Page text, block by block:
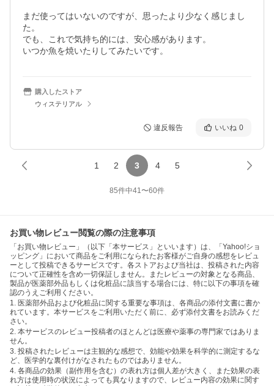
まだ使ってはいないのですが、思ったより少なく感じまし
た。
でも、これで気持ち的には、安心感があります。
いつか魚を焼いたりしてみたいです。
購入したストア
ウィステリアル
違反報告 いいね 0
1 2 3 4 5
85件中41〜60件
お買い物レビュー閲覧の際の注意事項
「お買い物レビュー」（以下「本サービス」といいます）は、「Yahoo!ショ
ッピング」において商品をご利用になられたお客様がご自身の感想をレビュ
ーとして投稿できるサービスです。各ストアおよび当社は、投稿された内容
について正確性を含め一切保証しません。またレビューの対象となる商品、
製品が医薬部外品もしくは化粧品に該当する場合には、特に以下の事項を確
認のうえご利用ください。
1. 医薬部外品および化粧品に関する重要な事項は、各商品の添付文書に書か
れています。本サービスをご利用いただく前に、必ず添付文書をお読みくだ
さい。
2. 本サービスのレビュー投稿者のほとんどは医療や薬事の専門家ではありま
せん。
3. 投稿されたレビューは主観的な感想で、効能や効果を科学的に測定するな
ど、医学的な裏付けがなされたものではありません。
4. 各商品の効果（副作用を含む）の表れ方は個人差が大きく、また効果の表
れ方は使用時の状況によっても異なりますので、レビュー内容の効果に関す